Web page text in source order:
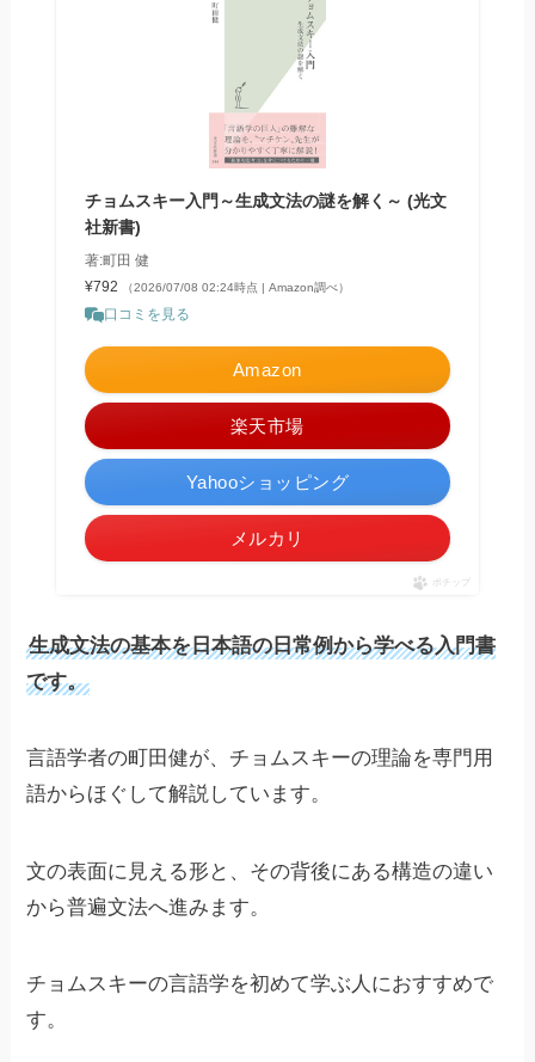
チョムスキー入門～生成文法の謎を解く～ (光文
社新書)
著:町田 健
¥792
（2026/07/08 02:24時点 | Amazon調べ）
口コミを見る
Amazon
楽天市場
Yahooショッピング
メルカリ
ポチップ
生成文法の基本を日本語の日常例から学べる入門書
です。
言語学者の町田健が、チョムスキーの理論を専門用
語からほぐして解説しています。
文の表面に見える形と、その背後にある構造の違い
から普遍文法へ進みます。
チョムスキーの言語学を初めて学ぶ人におすすめで
す。